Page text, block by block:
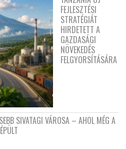
FEJLESZTÉSI
STRATÉGIÁT
HIRDETETT A
GAZDASÁGI
NÖVEKEDÉS
FELGYORSÍTÁSÁRA
SIVATAGI VÁROSA – AHOL MÉG A